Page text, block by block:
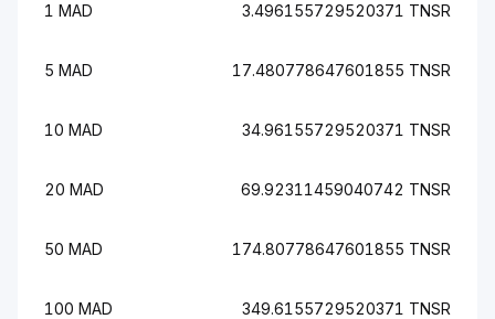
1 MAD 3.496155729520371 TNSR
5 MAD 17.480778647601855 TNSR
10 MAD 34.96155729520371 TNSR
20 MAD 69.92311459040742 TNSR
50 MAD 174.80778647601855 TNSR
100 MAD 349.6155729520371 TNSR